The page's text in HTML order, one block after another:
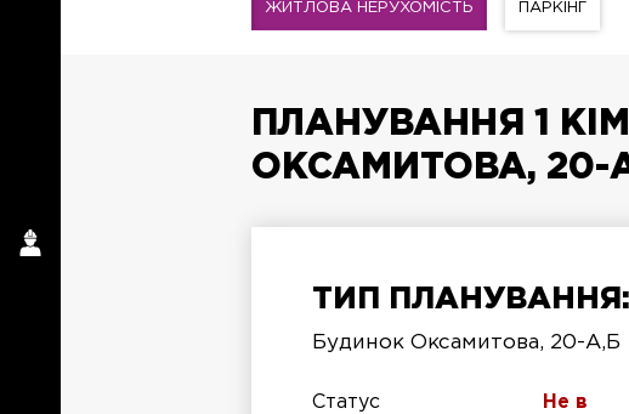
ЖИТЛОВА НЕРУХОМІСТЬ ПАРКІНГ
ПЛАНУВАННЯ 1
ОКСАМИТОВА, 20-
ТИП
Будинок Оксамитова, 20-А,Б
Статус
Не в
план
план